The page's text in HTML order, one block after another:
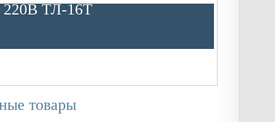
220В ТЛ-16Т
товары